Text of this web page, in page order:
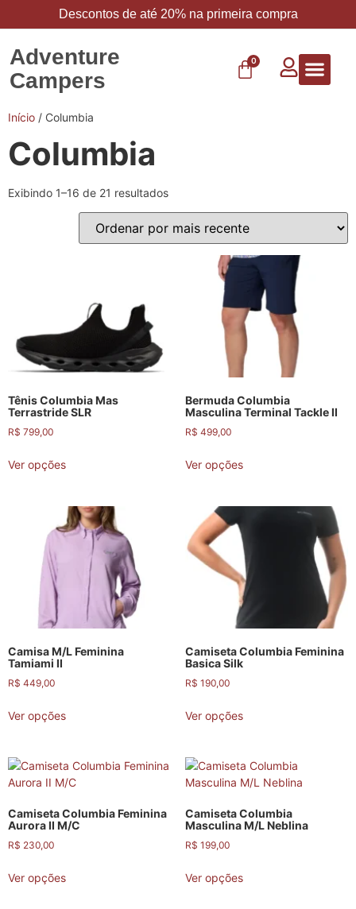
Descontos de até 20% na primeira compra
Adventure
Campers
0
Início / Columbia
Columbia
Exibindo 1–16 de 21 resultados
Tênis Columbia Mas
Terrastride SLR
R$ 799,00
Ver opções
Bermuda Columbia
Masculina Terminal Tackle II
R$ 499,00
Ver opções
Camisa M/L Feminina
Tamiami II
R$ 449,00
Ver opções
Camiseta Columbia Feminina
Basica Silk
R$ 190,00
Ver opções
Camiseta Columbia Feminina
Aurora II M/C
R$ 230,00
Ver opções
Camiseta Columbia
Masculina M/L Neblina
R$ 199,00
Ver opções